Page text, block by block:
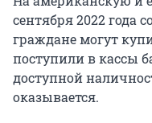
сентября 2022 года
граждане могут
поступили в кассы
доступной
оказывается.